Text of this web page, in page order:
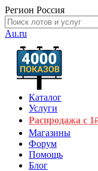
Регион Россия
Au.ru
Каталог
Услуги
Распродажа с 1
Магазины
Форум
Помощь
Блог